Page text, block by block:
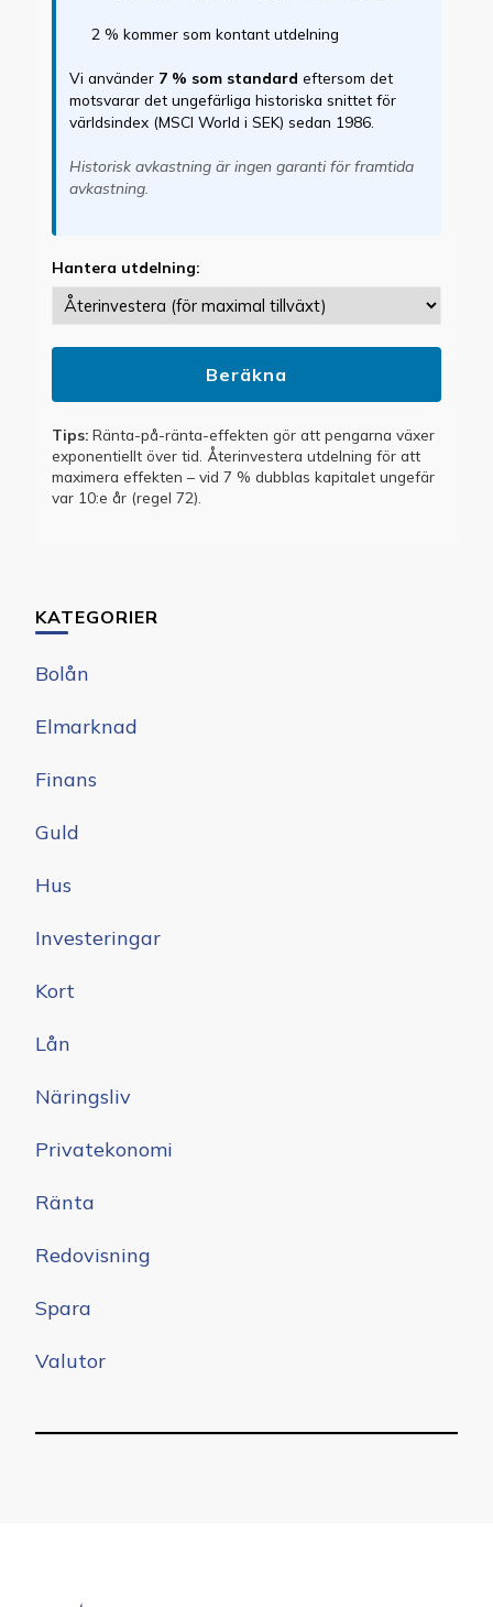
2 % kommer som kontant utdelning
Vi använder 7 % som standard eftersom det
motsvarar det ungefärliga historiska snittet för
världsindex (MSCI World i SEK) sedan 1986.
Historisk avkastning är ingen garanti för framtida
avkastning.
Hantera utdelning:
Beräkna
Tips: Ränta-på-ränta-effekten gör att pengarna växer
exponentiellt över tid. Återinvestera utdelning för att
maximera effekten – vid 7 % dubblas kapitalet ungefär
var 10:e år (regel 72).
KATEGORIER
Bolån
Elmarknad
Finans
Guld
Hus
Investeringar
Kort
Lån
Näringsliv
Privatekonomi
Ränta
Redovisning
Spara
Valutor